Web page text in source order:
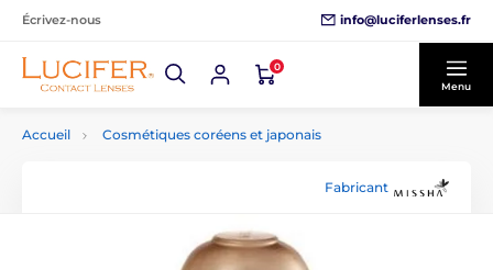
Écrivez-nous info@luciferlenses.fr
0
Menu
Accueil Cosmétiques coréens et japonais
Fabricant